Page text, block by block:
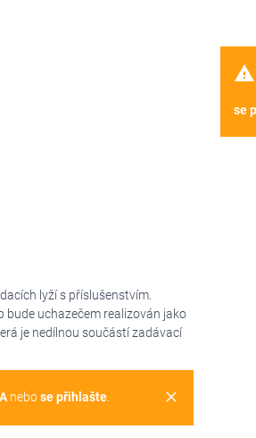
lyží s příslušenstvím.
bude uchazečem realizován jako
je nedílnou součástí zadávací
clear
nebose přihlašte.
warning
se